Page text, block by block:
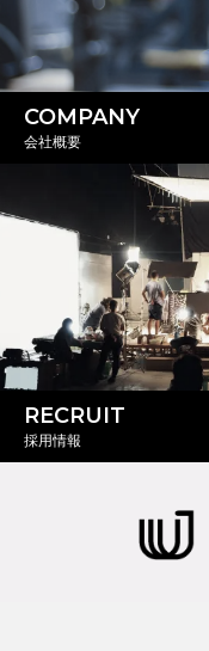
COMPANY
会社概要
RECRUIT
採用情報